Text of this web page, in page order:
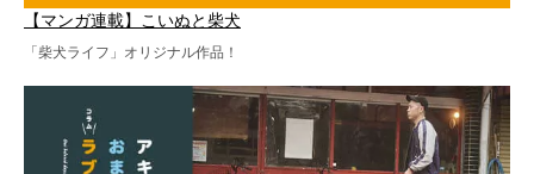
【マンガ連載】こいぬと柴犬
「柴犬ライフ」オリジナル作品！